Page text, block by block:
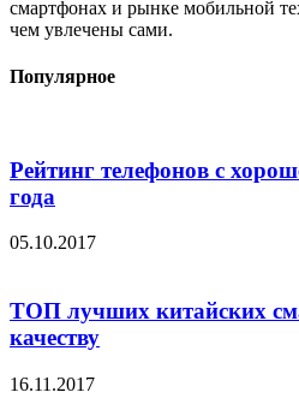
смартфонах и рынке мобильной
чем увлечены сами.
Популярное
Рейтинг телефонов с
года
05.10.2017
ТОП лучших китайских
качеству
16.11.2017